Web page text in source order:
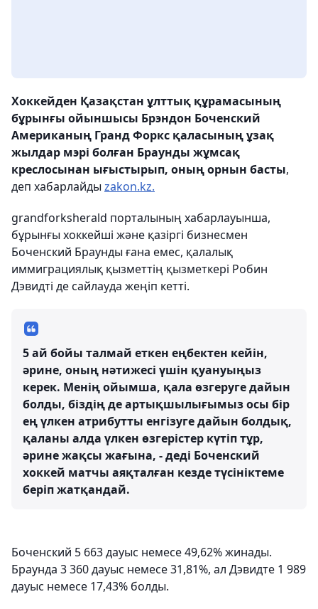
Хоккейден Қазақстан ұлттық құрамасының
бұрынғы ойыншысы Брэндон Боченский
Американың Гранд Форкс қаласының ұзақ
жылдар мэрі болған Браунды жұмсақ
креслосынан ығыстырып, оның орнын басты,
деп хабарлайды zakon.kz.
grandforksherald порталының хабарлауынша,
бұрынғы хоккейші және қазіргі бизнесмен
Боченский Браунды ғана емес, қалалық
иммиграциялық қызметтің қызметкері Робин
Дэвидті де сайлауда жеңіп кетті.
5 ай бойы талмай еткен еңбектен кейін,
әрине, оның нәтижесі үшін қуануыңыз
керек. Менің ойымша, қала өзгеруге дайын
болды, біздің де артықшылығымыз осы бір
ең үлкен атрибутты енгізуге дайын болдық,
қаланы алда үлкен өзгерістер күтіп тұр,
әрине жақсы жағына, - деді Боченский
хоккей матчы аяқталған кезде түсініктеме
беріп жатқандай.
Боченский 5 663 дауыс немесе 49,62% жинады.
Браунда 3 360 дауыс немесе 31,81%, ал Дэвидте 1 989
дауыс немесе 17,43% болды.